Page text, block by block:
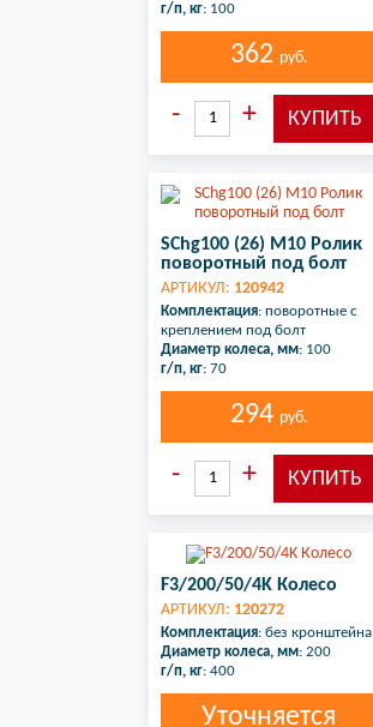
г/п, кг: 100
362 руб.
SChg100 (26) М10 Ролик
поворотный под болт
АРТИКУЛ: 120942
Комплектация: поворотные с
креплением под болт
Диаметр колеса, мм: 100
г/п, кг: 70
294 руб.
F3/200/50/4K Колесо
АРТИКУЛ: 120272
Комплектация: без кронштейна
Диаметр колеса, мм: 200
г/п, кг: 400
Уточняется